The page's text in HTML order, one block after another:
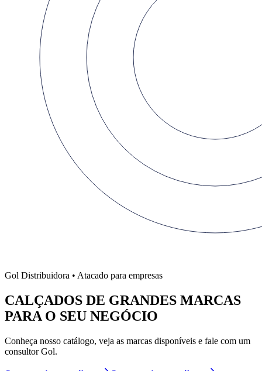
Gol Distribuidora • Atacado para empresas
CALÇADOS DE GRANDES MARCAS
PARA O SEU NEGÓCIO
Conheça nosso catálogo, veja as marcas disponíveis e fale com um
consultor Gol.